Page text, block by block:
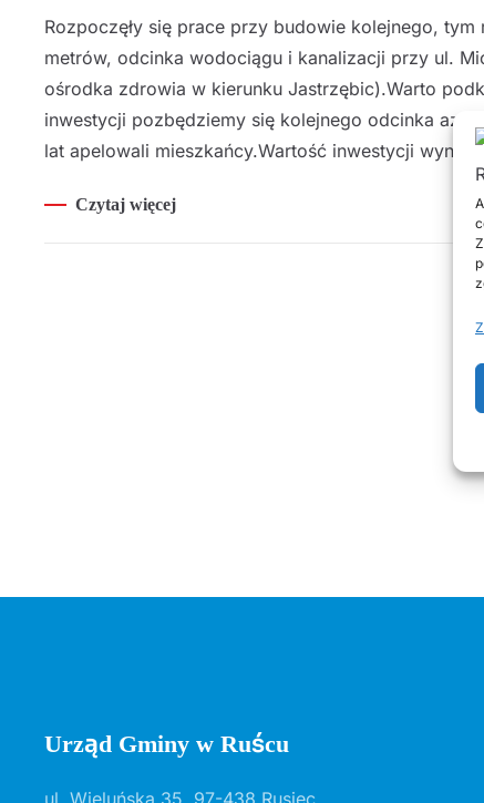
Rozpoczęły się prace przy budowie kolejnego,
metrów, odcinka wodociągu i kanalizacji przy ul.
ośrodka zdrowia w kierunku Jastrzębic).Warto
inwestycji pozbędziemy się kolejnego odcinka
lat apelowali mieszkańcy.Wartość inwestycji wyni…
Czytaj więcej
Urząd Gminy w Ruścu
ul. Wieluńska 35, 97-438 Rusiec